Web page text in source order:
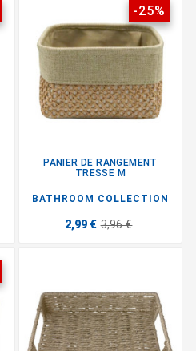
-25%
PANIER DE RANGEMENT
TRESSE M
BATHROOM COLLECTION
2,99 € 3,96 €